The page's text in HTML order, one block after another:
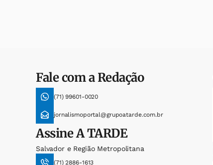
Fale com a Redação
(71) 99601-0020
jornalismoportal@grupoatarde.com.br
AssineA TARDE
Salvador e Região Metropolitana
(71) 2886-1613